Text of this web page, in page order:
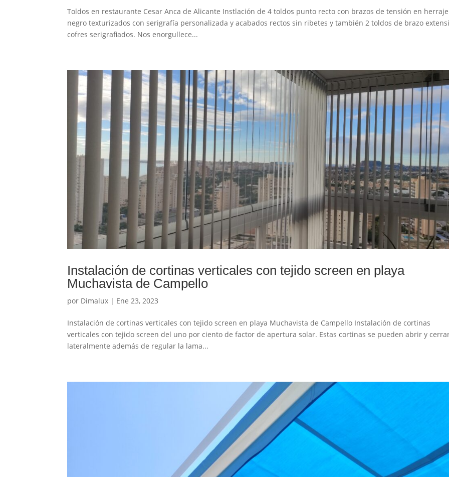
Toldos en restaurante Cesar Anca de Alicante Instlación de 4 toldos punto recto con brazos de tensión en herraje
negro texturizados con serigrafía personalizada y acabados rectos sin ribetes y también 2 toldos de brazo
cofres serigrafiados. Nos enorgullece...
Instalación de cortinas verticales con tejido screen en playa
Muchavista de Campello
por Dimalux | Ene 23, 2023
Instalación de cortinas verticales con tejido screen en playa Muchavista de Campello Instalación de cortinas
verticales con tejido screen del uno por ciento de factor de apertura solar. Estas cortinas se pueden abrir y
lateralmente además de regular la lama...